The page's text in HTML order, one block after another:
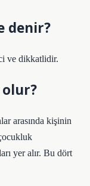
denir?
ve dikkatlidir.
arasında kişinin
yer alır. Bu dört